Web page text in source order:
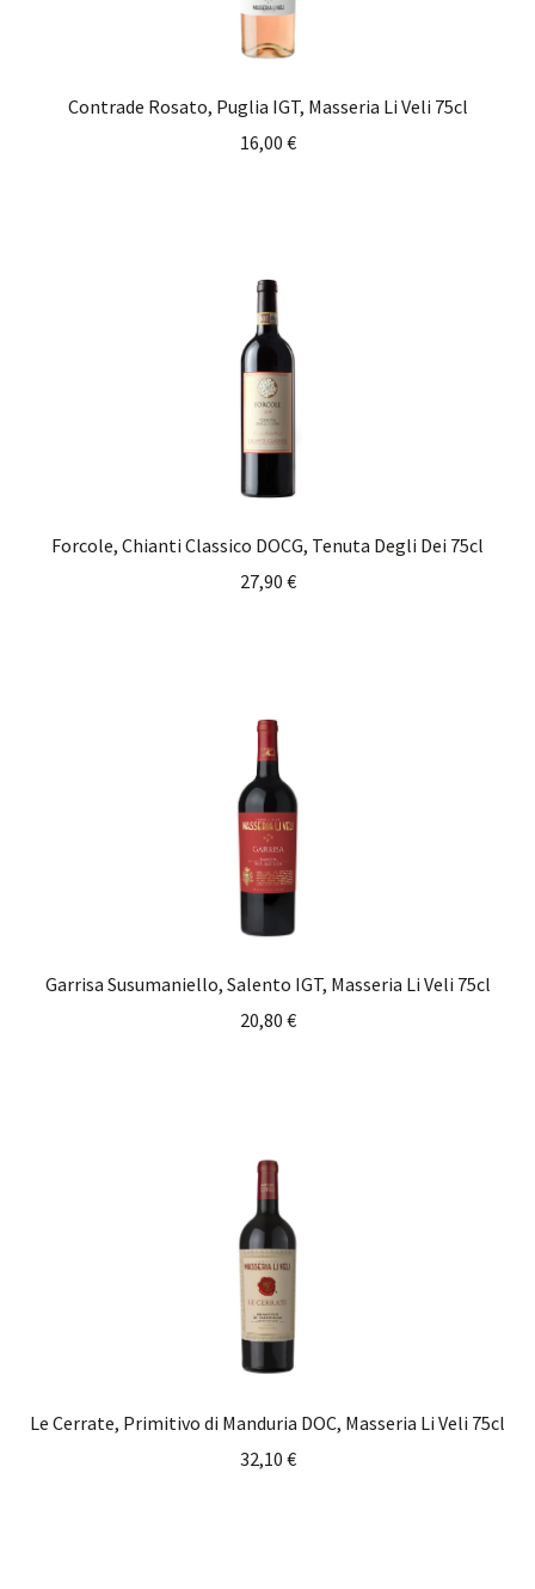
Contrade Rosato, Puglia IGT, Masseria Li Veli 75cl
16,00 €
Forcole, Chianti Classico DOCG, Tenuta Degli Dei 75cl
27,90 €
Garrisa Susumaniello, Salento IGT, Masseria Li Veli 75cl
20,80 €
Le Cerrate, Primitivo di Manduria DOC, Masseria Li Veli 75cl
32,10 €